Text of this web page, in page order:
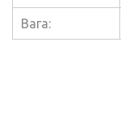
Вага: